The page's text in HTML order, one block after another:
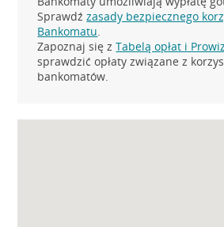
Sprawdźzasady bezpiecznego
Bankomatu.
Zapoznaj się zTabelą opłat i
sprawdzić opłaty związane z
bankomatów.